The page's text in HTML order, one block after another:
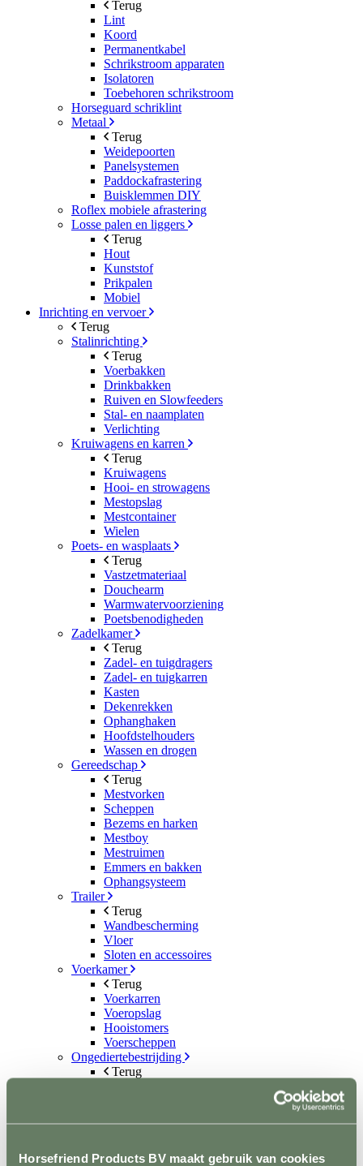
Horsefriend Products BV maakt gebruik van cookies
Terug
Lint
Koord
Permanentkabel
Schrikstroom apparaten
Isolatoren
Toebehoren schrikstroom
Horseguard schriklint
Metaal
Terug
Weidepoorten
Panelsystemen
Paddockafrastering
Buisklemmen DIY
Roflex mobiele afrastering
Losse palen en liggers
Terug
Hout
Kunststof
Prikpalen
Mobiel
Inrichting en vervoer
Terug
Stalinrichting
Terug
Voerbakken
Drinkbakken
Ruiven en Slowfeeders
Stal- en naamplaten
Verlichting
Kruiwagens en karren
Terug
Kruiwagens
Hooi- en strowagens
Mestopslag
Mestcontainer
Wielen
Poets- en wasplaats
Terug
Vastzetmateriaal
Douchearm
Warmwatervoorziening
Poetsbenodigheden
Zadelkamer
Terug
Zadel- en tuigdragers
Zadel- en tuigkarren
Kasten
Dekenrekken
Ophanghaken
Hoofdstelhouders
Wassen en drogen
Gereedschap
Terug
Mestvorken
Scheppen
Bezems en harken
Mestboy
Mestruimen
Emmers en bakken
Ophangsysteem
Trailer
Terug
Wandbescherming
Vloer
Sloten en accessoires
Voerkamer
Terug
Voerkarren
Voeropslag
Hooistomers
Voerscheppen
Ongediertebestrijding
Terug
Houten poorten